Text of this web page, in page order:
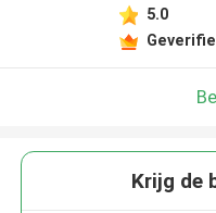
5.0
Krijg de